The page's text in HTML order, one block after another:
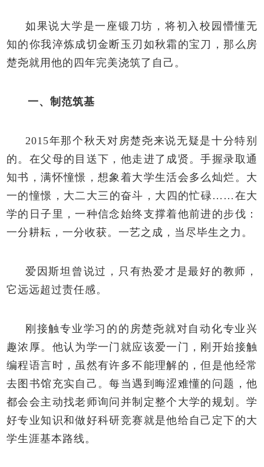
如果说大学是一座锻刀坊，将初入校园懵懂无
知的你我淬炼成切金断玉刃如秋霜的宝刀，那么房
楚尧就用他的四年完美浇筑了自己。
一、制范筑基
2015年那个秋天对房楚尧来说无疑是十分特别
的。在父母的目送下，他走进了成贤。手握录取通
知书，满怀憧憬，想象着大学生活会多么灿烂。大
一的憧憬，大二大三的奋斗，大四的忙碌……在大
学的日子里，一种信念始终支撑着他前进的步伐：
一分耕耘，一分收获。一艺之成，当尽毕生之力。
爱因斯坦曾说过，只有热爱才是最好的教师，
它远远超过责任感。
刚接触专业学习的的房楚尧就对自动化专业兴
趣浓厚。他认为学一门就应该爱一门，刚开始接触
编程语言时，虽然有许多不能理解的，但是他经常
去图书馆充实自己。每当遇到晦涩难懂的问题，他
都会会主动找老师询问并制定整个大学的规划。学
好专业知识和做好科研竞赛就是他给自己定下的大
学生涯基本路线。